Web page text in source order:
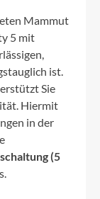
Mammut
5 mit
ist.
Sie
Hiermit
in der
(5